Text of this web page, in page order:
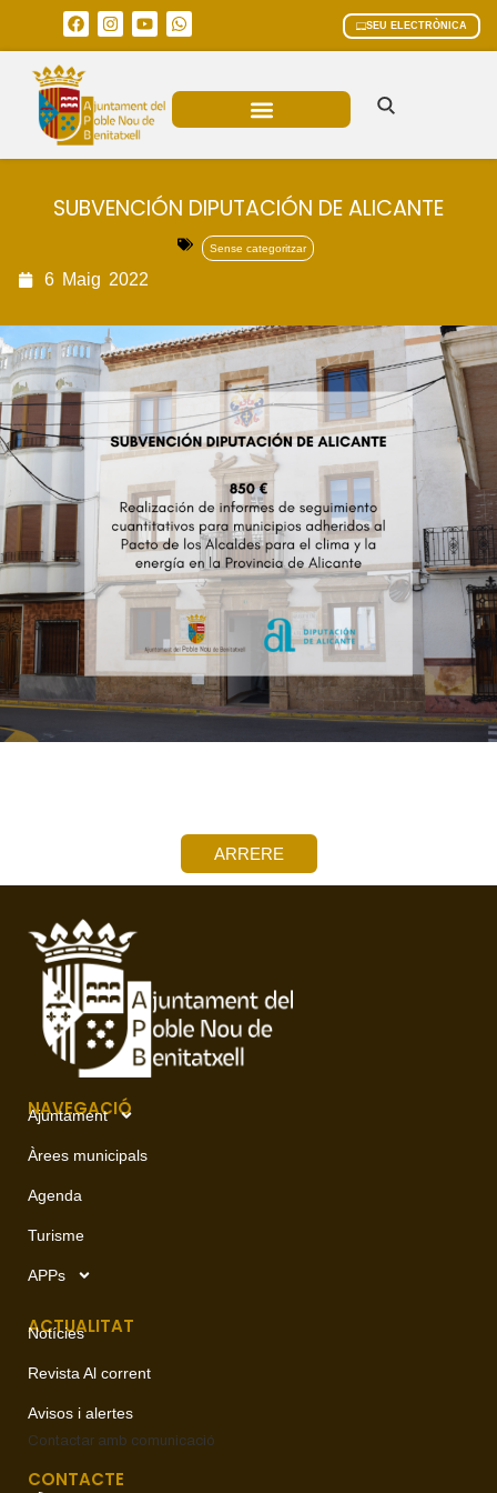
SEU ELECTRÒNICA
SUBVENCIÓN DIPUTACIÓN DE ALICANTE
Sense categoritzar
6 Maig 2022
ARRERE
NAVEGACIÓ
Ajuntament
Àrees municipals
Agenda
Turisme
APPs
ACTUALITAT
Notícies
Revista Al corrent
Avisos i alertes
Contactar amb comunicació
CONTACTE